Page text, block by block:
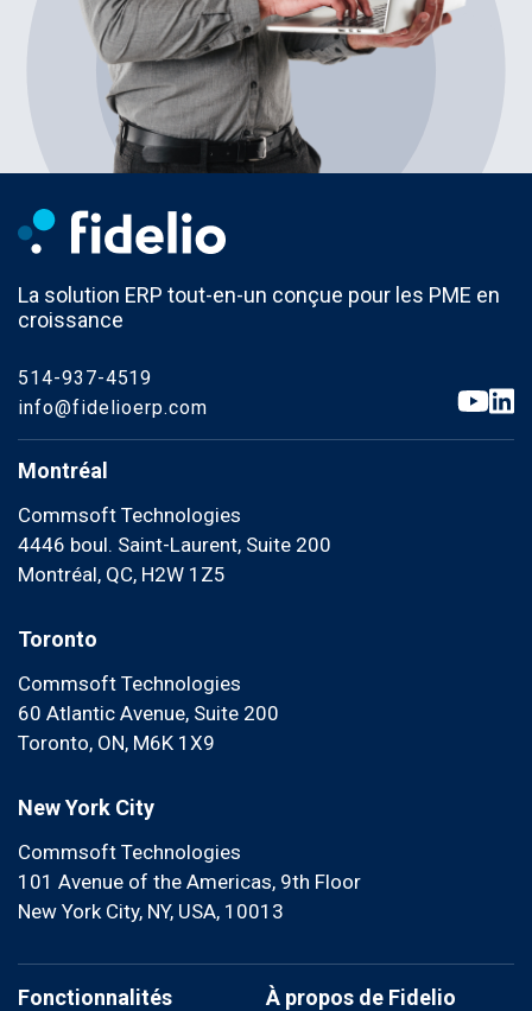
La solution ERP tout-en-un conçue pour les PME en
croissance
514-937-4519
info@fidelioerp.com
Montréal
Commsoft Technologies
4446 boul. Saint-Laurent, Suite 200
Montréal, QC, H2W 1Z5
Toronto
Commsoft Technologies
60 Atlantic Avenue, Suite 200
Toronto, ON, M6K 1X9
New York City
Commsoft Technologies
101 Avenue of the Americas, 9th Floor
New York City, NY, USA, 10013
Fonctionnalités À propos de Fidelio